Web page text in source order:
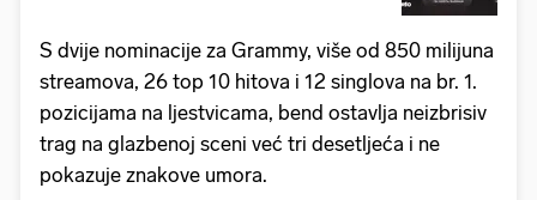
S dvije nominacije za Grammy, više od 850 milijuna
streamova, 26 top 10 hitova i 12 singlova na br. 1.
pozicijama na ljestvicama, bend ostavlja neizbrisiv
trag na glazbenoj sceni već tri desetljeća i ne
pokazuje znakove umora.